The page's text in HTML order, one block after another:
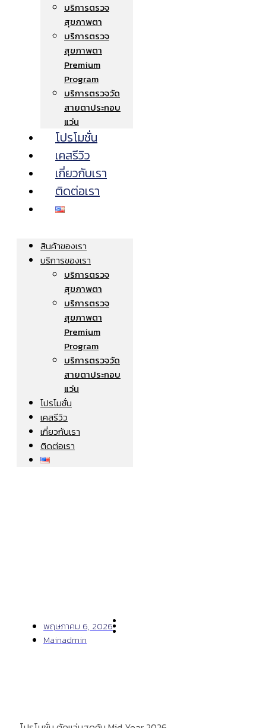
บริการตรวจ
สุขภาพตา
บริการตรวจ
สุขภาพตา
Premium
Program
บริการตรวจวัด
สายตาประกอบ
แว่น
โปรโมชั่น
เคสรีวิว
เกี่ยวกับเรา
ติดต่อเรา
สินค้าของเรา
บริการของเรา
บริการตรวจ
สุขภาพตา
บริการตรวจ
สุขภาพตา
Premium
Program
บริการตรวจวัด
สายตาประกอบ
แว่น
โปรโมชั่น
เคสรีวิว
เกี่ยวกับเรา
ติดต่อเรา
พฤษภาคม 6, 2026
Mainadmin